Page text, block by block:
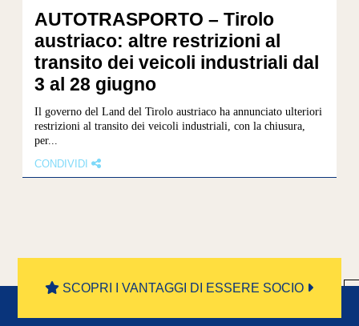
AUTOTRASPORTO – Tirolo
austriaco: altre restrizioni al
transito dei veicoli industriali dal
3 al 28 giugno
Il governo del Land del Tirolo austriaco ha annunciato ulteriori
restrizioni al transito dei veicoli industriali, con la chiusura,
per...
CONDIVIDI
Prima
« ... 10 20 30 ... 155 156
SCOPRI I VANTAGGI DI ESSERE SOCIO